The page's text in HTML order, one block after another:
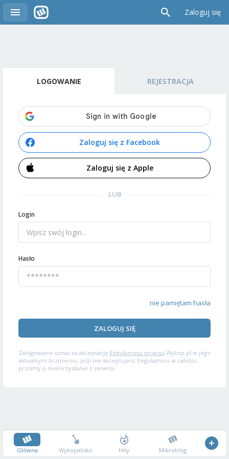
Zaloguj się
LOGOWANIE REJESTRACJA
Zaloguj się z Facebook
Zaloguj się z Apple
LUB
Login
Hasło
nie pamiętam hasła
ZALOGUJ SIĘ
Zalogowanie oznacza akceptację Regulaminu serwisu Wykop.pl w jego
aktualnym brzmieniu. Jeśli nie akceptujesz Regulaminu w całości,
prosimy o niekorzystanie z serwisu.
Główna Wykopalisko Hity Mikroblog